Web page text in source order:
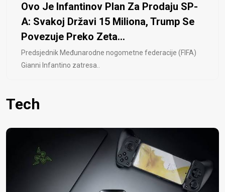
Ovo Je Infantinov Plan Za Prodaju SP-
A: Svakoj Državi 15 Miliona, Trump Se
Povezuje Preko Zeta...
Predsjednik Međunarodne nogometne federacije (FIFA)
Gianni Infantino zatresa..
Tech